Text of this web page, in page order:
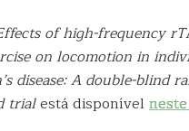
of high-frequency
on locomotion in
disease: A double-blind
trialestá disponível